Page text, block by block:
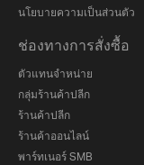
นโยบายความเป็นส่วนตัว
ช่องทางการสั่งซื้อ
ตัวแทนจำหน่าย
กลุ่มร้านค้าปลีก
ร้านค้าปลีก
ร้านค้าออนไลน์
พาร์ทเนอร์ SMB